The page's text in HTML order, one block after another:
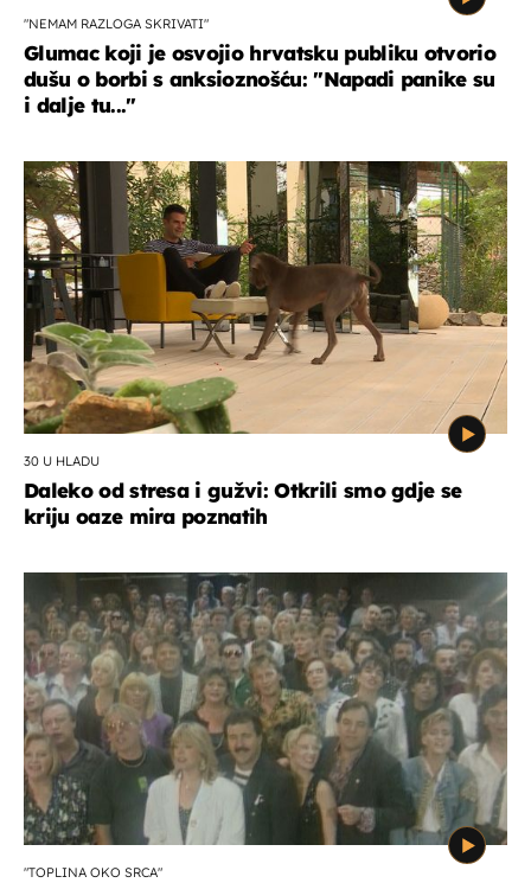
"NEMAM RAZLOGA SKRIVATI"
Glumac koji je osvojio hrvatsku publiku otvorio
dušu o borbi s anksioznošću: "Napadi panike su
i dalje tu..."
30 U HLADU
Daleko od stresa i gužvi: Otkrili smo gdje se
kriju oaze mira poznatih
"TOPLINA OKO SRCA"